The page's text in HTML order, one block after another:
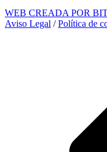
WEB CREADA POR
Aviso Legal /Política de